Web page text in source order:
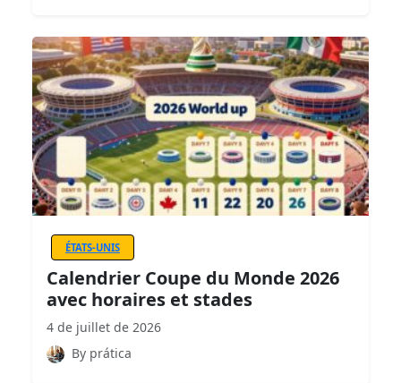
ÉTATS-UNIS
Calendrier Coupe du Monde 2026
avec horaires et stades
4 de juillet de 2026
By prática